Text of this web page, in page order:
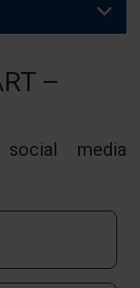
–
media